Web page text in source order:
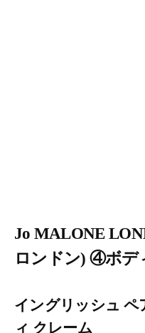
Jo MALONE
ロンドン) ④ボデ
イングリッシュ ペ
ィ クレーム